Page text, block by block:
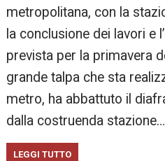
metropolitana, con la
la conclusione dei lavori e
prevista per la primavera
grande talpa che sta
metro, ha abbattuto il
dalla costruenda stazione…
LEGGI TUTTO